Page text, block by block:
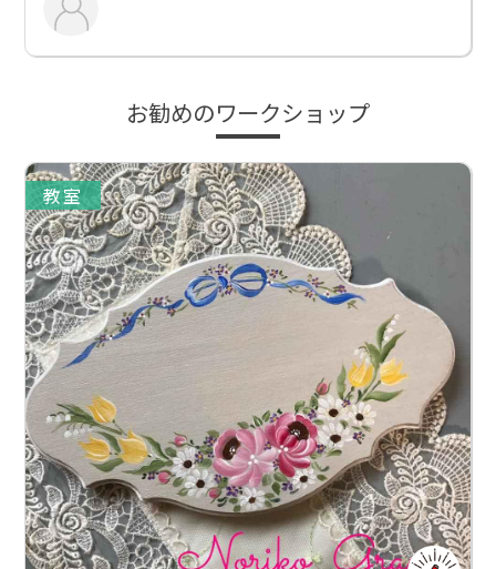
お勧めのワークショップ
教室